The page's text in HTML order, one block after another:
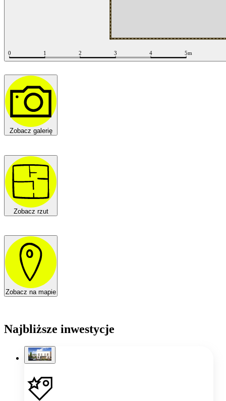
Zobacz galerię
Zobacz rzut
Zobacz na mapie
Najbliższe inwestycje